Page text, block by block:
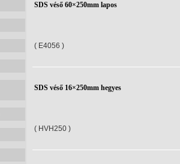
SDS véső 60×250mm lapos
( E4056 )
SDS véső 16×250mm hegyes
( HVH250 )